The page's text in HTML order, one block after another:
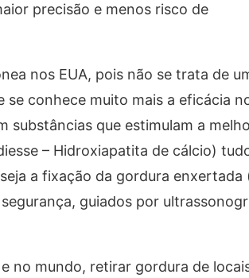
precisão e menos risco de
nos EUA, pois não se trata de
se conhece muito mais a eficácia
substâncias que estimulam a
– Hidroxiapatita de cálcio)
a fixação da gordura enxertada
guiados por
no mundo, retirar gordura de